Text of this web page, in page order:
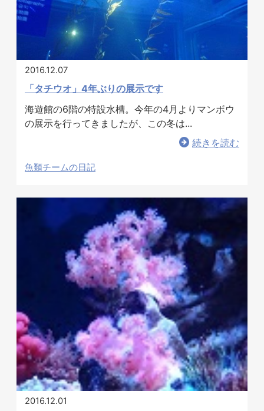
2016.12.07
「タチウオ」4年ぶりの展示です
海遊館の6階の特設水槽。今年の4月よりマンボウ
の展示を行ってきましたが、この冬は...
続きを読む
魚類チームの日記
2016.12.01